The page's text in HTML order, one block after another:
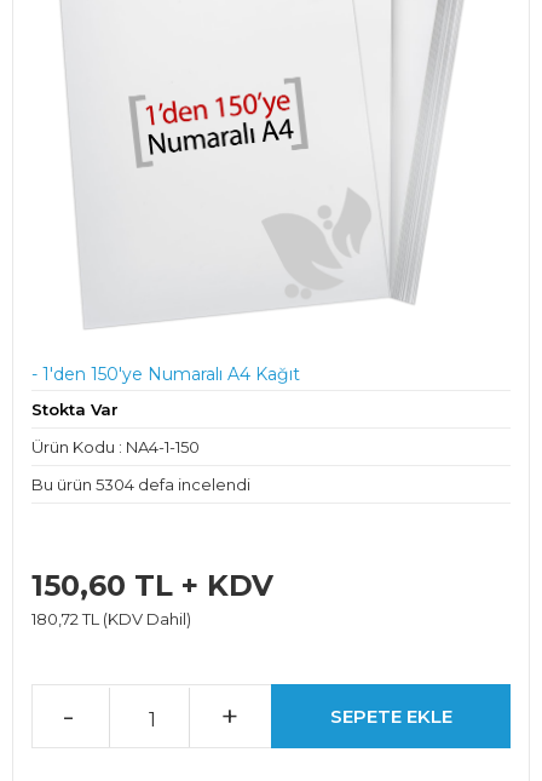
- 1'den 150'ye Numaralı A4 Kağıt
Stokta Var
Ürün Kodu : NA4-1-150
Bu ürün 5304 defa incelendi
150,60 TL + KDV
180,72 TL (KDV Dahil)
- + SEPETE EKLE